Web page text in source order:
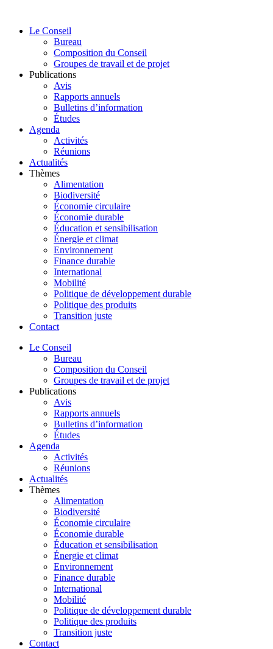
contenuLe Conseil
Bureau
Composition du Conseil
Groupes de travail et de projet
Publications
Avis
Rapports annuels
Bulletins d’information
Études
Agenda
Activités
Réunions
Actualités
Thèmes
Alimentation
Biodiversité
Économie circulaire
Économie durable
Éducation et sensibilisation
Énergie et climat
Environnement
Finance durable
International
Mobilité
Politique de développement durable
Politique des produits
Transition juste
Contact
Le Conseil
Bureau
Composition du Conseil
Groupes de travail et de projet
Publications
Avis
Rapports annuels
Bulletins d’information
Études
Agenda
Activités
Réunions
Actualités
Thèmes
Alimentation
Biodiversité
Économie circulaire
Économie durable
Éducation et sensibilisation
Énergie et climat
Environnement
Finance durable
International
Mobilité
Politique de développement durable
Politique des produits
Transition juste
Contact